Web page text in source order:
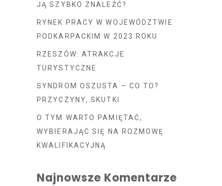
JĄ SZYBKO ZNALEŹĆ?
RYNEK PRACY W WOJEWÓDZTWIE
PODKARPACKIM W 2023 ROKU
RZESZÓW: ATRAKCJE
TURYSTYCZNE
SYNDROM OSZUSTA – CO TO?
PRZYCZYNY, SKUTKI
O TYM WARTO PAMIĘTAĆ,
WYBIERAJĄC SIĘ NA ROZMOWĘ
KWALIFIKACYJNĄ
Najnowsze Komentarze